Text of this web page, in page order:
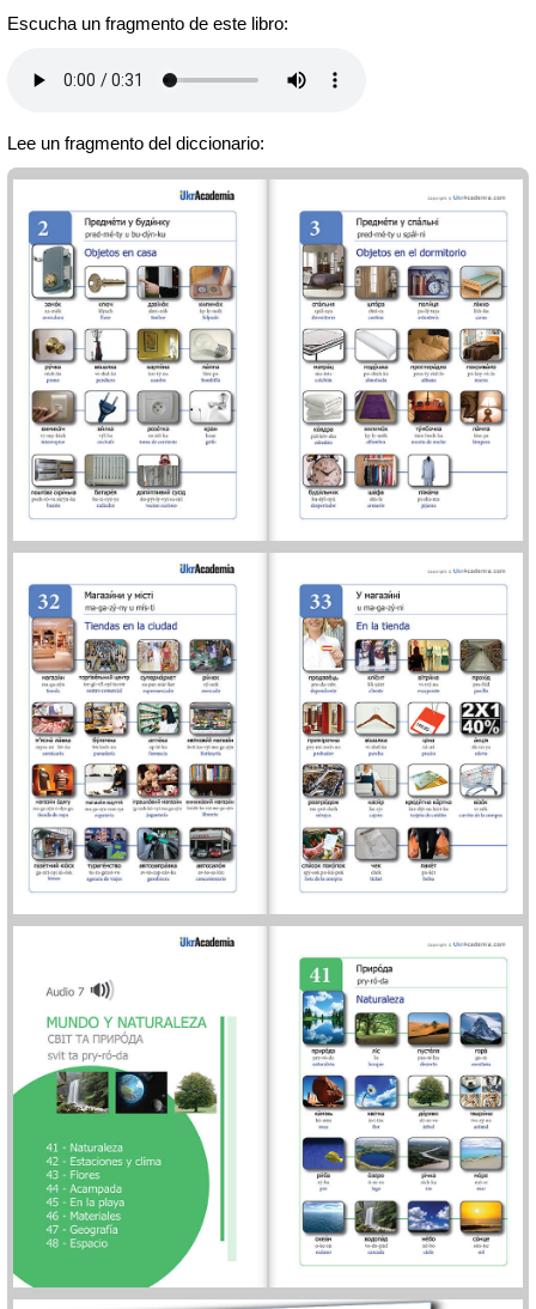
Escucha un fragmento de este libro:
Lee un fragmento del diccionario: